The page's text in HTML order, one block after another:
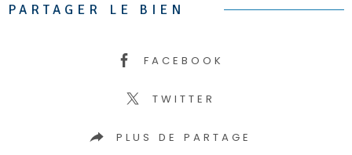
PARTAGER LE BIEN
FACEBOOK
TWITTER
PLUS DE PARTAGE